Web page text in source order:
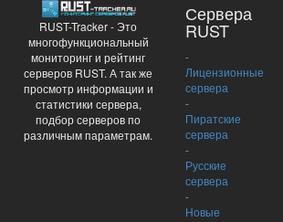
RUST-Tracker - Это
многофункциональный
мониторинг и рейтинг
серверов RUST. А так же
просмотр информации и
статистики сервера,
подбор серверов по
различным параметрам.
Сервера
RUST
-
Лицензионные
сервера
-
Пиратские
сервера
-
Русские
сервера
-
Новые